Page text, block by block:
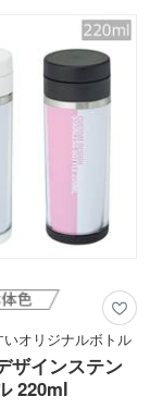
オリジナルボトル
ザインステン
220ml